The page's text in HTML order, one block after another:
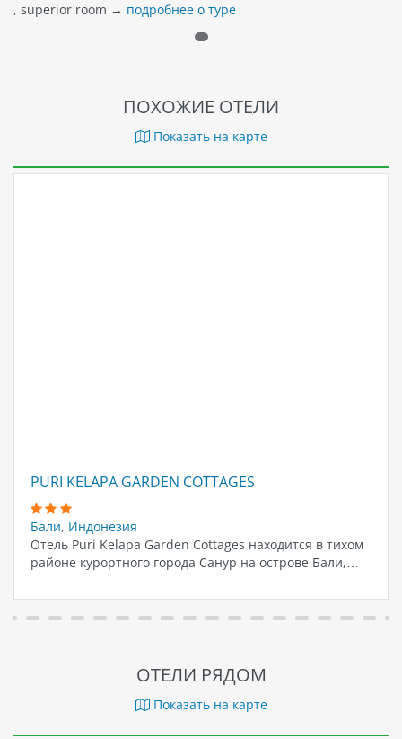
, superior room → подробнее о туре
ПОХОЖИЕ ОТЕЛИ
Показать на карте
PURI KELAPA GARDEN COTTAGES
Бали, Индонезия
Отель Puri Kelapa Garden Cottages находится в тихом
районе курортного города Санур на острове Бали,…
ОТЕЛИ РЯДОМ
Показать на карте